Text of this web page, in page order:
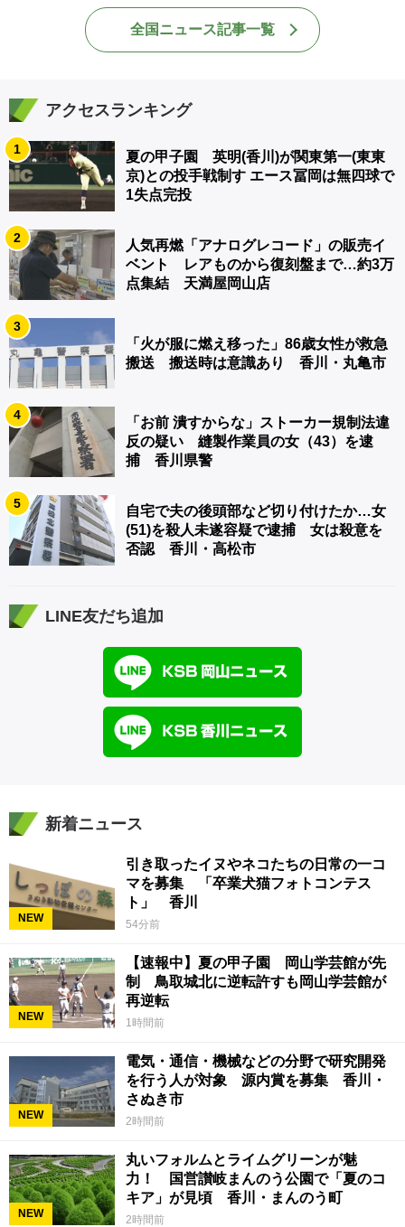
全国ニュース記事一覧
アクセスランキング
1
夏の甲子園 英明(香川)が関東第一(東東
京)との投手戦制す エース冨岡は無四球で
1失点完投
2
人気再燃「アナログレコード」の販売イ
ベント レアものから復刻盤まで…約3万
点集結 天満屋岡山店
3
「火が服に燃え移った」86歳女性が救急
搬送 搬送時は意識あり 香川・丸亀市
4
「お前 潰すからな」ストーカー規制法違
反の疑い 縫製作業員の女（43）を逮
捕 香川県警
5
自宅で夫の後頭部など切り付けたか…女
(51)を殺人未遂容疑で逮捕 女は殺意を
否認 香川・高松市
LINE友だち追加
新着ニュース
NEW
引き取ったイヌやネコたちの日常の一コ
マを募集 「卒業犬猫フォトコンテス
ト」 香川
54分前
NEW
【速報中】夏の甲子園 岡山学芸館が先
制 鳥取城北に逆転許すも岡山学芸館が
再逆転
1時間前
NEW
電気・通信・機械などの分野で研究開発
を行う人が対象 源内賞を募集 香川・
さぬき市
2時間前
NEW
丸いフォルムとライムグリーンが魅
力！ 国営讃岐まんのう公園で「夏のコ
キア」が見頃 香川・まんのう町
2時間前